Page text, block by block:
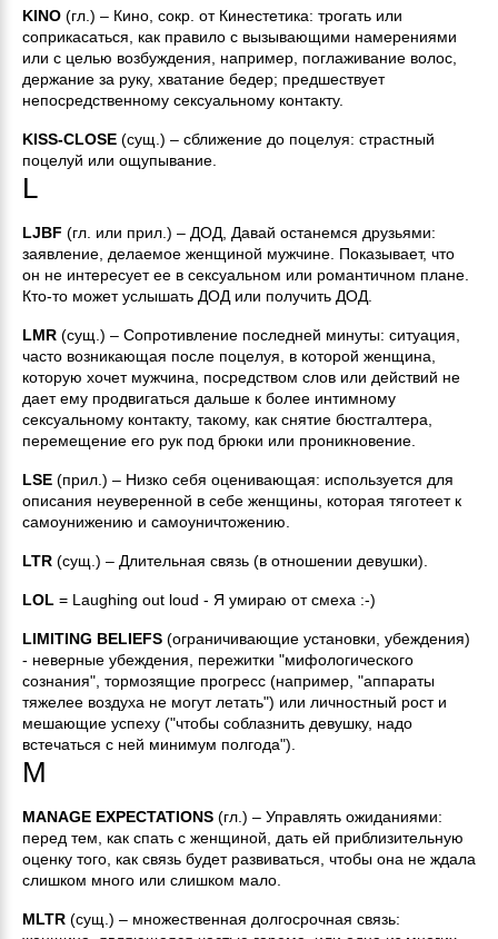
KINO (гл.) – Кино, сокр. от Кинестетика: трогать или
соприкасаться, как правило с вызывающими намерениями
или с целью возбуждения, например, поглаживание волос,
держание за руку, хватание бедер; предшествует
непосредственному сексуальному контакту.
KISS-CLOSE (сущ.) – сближение до поцелуя: страстный
поцелуй или ощупывание.
L
LJBF (гл. или прил.) – ДОД, Давай останемся друзьями:
заявление, делаемое женщиной мужчине. Показывает, что
он не интересует ее в сексуальном или романтичном плане.
Кто-то может услышать ДОД или получить ДОД.
LMR (сущ.) – Сопротивление последней минуты: ситуация,
часто возникающая после поцелуя, в которой женщина,
которую хочет мужчина, посредством слов или действий не
дает ему продвигаться дальше к более интимному
сексуальному контакту, такому, как снятие бюстгалтера,
перемещение его рук под брюки или проникновение.
LSE (прил.) – Низко себя оценивающая: используется для
описания неуверенной в себе женщины, которая тяготеет к
самоунижению и самоуничтожению.
LTR (сущ.) – Длительная связь (в отношении девушки).
LOL = Laughing out loud - Я умираю от смеха :-)
LIMITING BELIEFS (ограничивающие установки, убеждения)
- неверные убеждения, пережитки "мифологического
сознания", тормозящие прогресс (например, "аппараты
тяжелее воздуха не могут летать") или личностный рост и
мешающие успеху ("чтобы соблазнить девушку, надо
встечаться с ней минимум полгода").
M
MANAGE EXPECTATIONS (гл.) – Управлять ожиданиями:
перед тем, как спать с женщиной, дать ей приблизительную
оценку того, как связь будет развиваться, чтобы она не ждала
слишком много или слишком мало.
MLTR (сущ.) – множественная долгосрочная связь: